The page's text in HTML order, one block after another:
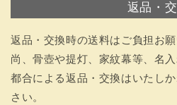
返品・
返品・交換時の送料はご負担お願
尚、骨壺や提灯、家紋幕等、名
都合による返品・交換はいたし
さい。